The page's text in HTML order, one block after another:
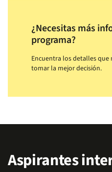
¿Necesitas más
programa?
Encuentra los detalles que
tomar la mejor decisión.
Aspirantes